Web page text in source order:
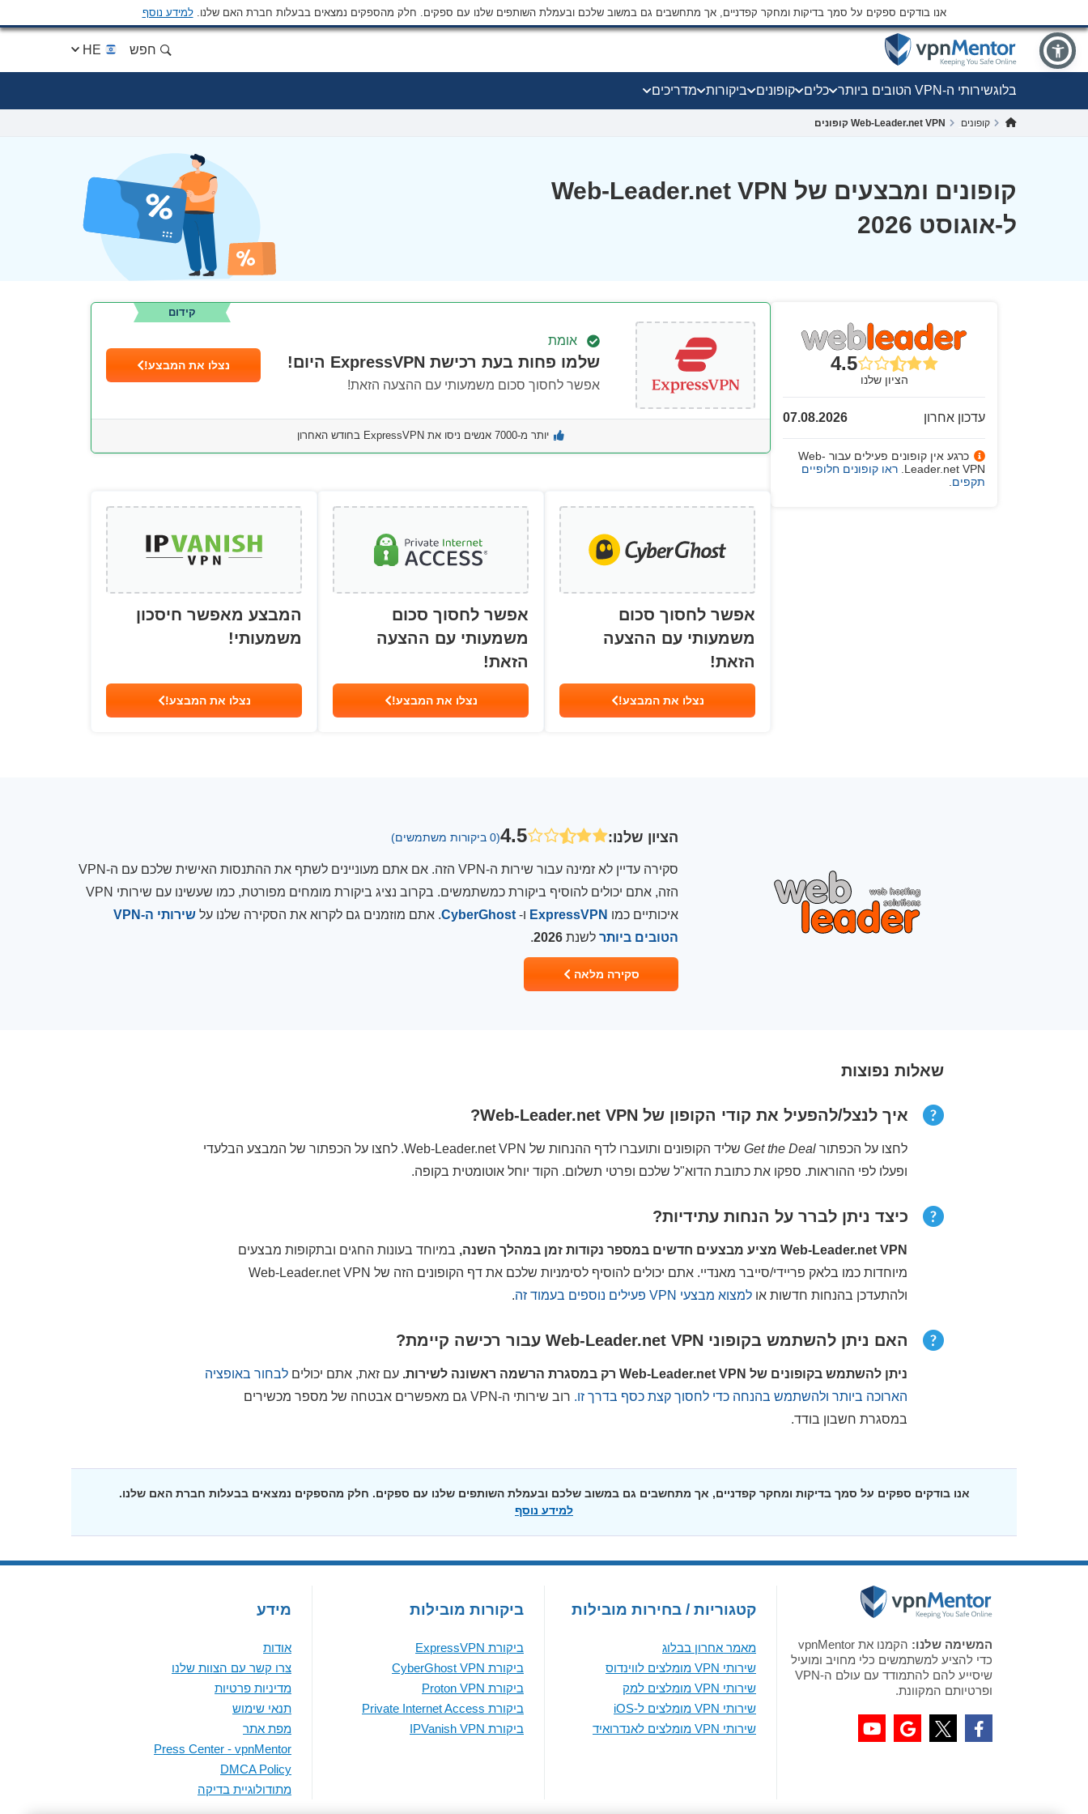
אנו בודקים ספקים על סמך בדיקות ומחקר קפדניים, אך מתחשבים גם במשוב שלכם ובעמלת השותפים שלנו עם ספקים. חלק מהספקים נמצאים בבעלות חברת האם שלנו.למידע נוסף
חפש
בלוגשירותי ה-VPN הטובים ביותר כלים קופונים ביקורות מדריכים
קופונים Web-Leader.net VPN קופונים
קופונים ומבצעים של Web-Leader.net VPN
ל-אוגוסט 2026
4.5
הציון שלנו
עדכון אחרון 07.08.2026
כרגע אין קופונים פעילים עבור Web-
Leader.net VPN. ראו קופונים חלופיים
תקפים
אומת
שלמו פחות בעת רכישת ExpressVPN היום!
אפשר לחסוך סכום משמעותי עם ההצעה הזאת!
נצלו את המבצע!
קידום
יותר מ-7000 אנשים ניסו את ExpressVPN בחודש האחרון
אפשר לחסוך סכום
משמעותי עם ההצעה
הזאת!
נצלו את המבצע!
אפשר לחסוך סכום
משמעותי עם ההצעה
הזאת!
נצלו את המבצע!
המבצע מאפשר חיסכון
משמעותי!
נצלו את המבצע!
הציון שלנו:
4.5(0 ביקורות משתמשים)
סקירה עדיין לא זמינה עבור שירות ה-VPN הזה. אם אתם מעוניינים לשתף את ההתנסות האישית שלכם עם ה-VPN
הזה, אתם יכולים להוסיף ביקורת כמשתמשים. בקרוב נציג ביקורת מומחים מפורטת, כמו שעשינו עם שירותי VPN
איכותיים כמו ExpressVPN ו- . אתם מוזמנים גם לקרוא את הסקירה שלנו על
שירותי ה-VPN
הטובים ביותר לשנת 2026
.
סקירה מלאה
שאלות נפוצות
איך לנצל/להפעיל את קודי הקופון של Web-Leader.net VPN?
לחצו על הכפתור Get the Deal
שליד הקופונים ותועברו לדף ההנחות של Web-Leader.net VPN. לחצו על הכפתור של המבצע הבלעדי
ופעלו לפי ההוראות. ספקו את כתובת הדוא"ל שלכם ופרטי תשלום. הקוד יוחל אוטומטית בקופה.
כיצד ניתן לברר על הנחות עתידיות?
Web-Leader.net VPN מציע מבצעים חדשים במספר נקודות זמן במהלך השנה,
במיוחד בעונות החגים ובתקופות מבצעים
מיוחדות כמו בלאק פריידי/סייבר מאנדיי. אתם יכולים להוסיף לסימניות שלכם את דף הקופונים הזה של Web-Leader.net VPN
ולהתעדכן בהנחות חדשות או למצוא מבצעי VPN פעילים נוספים בעמוד זה .
האם ניתן להשתמש בקופוני Web-Leader.net VPN עבור רכישה קיימת?
ניתן להשתמש בקופונים של Web-Leader.net VPN רק במסגרת הרשמה ראשונה לשירות. עם זאת, אתם יכולים לבחור באופציה
הארוכה ביותר ולהשתמש בהנחה כדי לחסוך קצת כסף בדרך זו.
רוב שירותי ה-VPN גם מאפשרים אבטחה של מספר מכשירים
במסגרת חשבון בודד.
אנו בודקים ספקים על סמך בדיקות ומחקר קפדניים, אך מתחשבים גם במשוב שלכם ובעמלת השותפים שלנו עם ספקים. חלק מהספקים נמצאים בבעלות חברת האם שלנו.
למידע נוסף
המשימה שלנו:
הקמנו את vpnMentor
כדי להציע למשתמשים כלי מחויב ומועיל
שיסייע להם להתמודד עם עולם ה-VPN
ופרטיותם המקוונת.
קטגוריות / בחירות מובילות
מאמר אחרון בבלוג
שירותי VPN מומלצים לווינדוס
שירותי VPN מומלצים למק
שירותי VPN מומלצים ל-iOS
שירותי VPN מומלצים לאנדרואיד
ביקורות מובילות
ביקורת ExpressVPN
ביקורת CyberGhost VPN
ביקורת Proton VPN
ביקורת Private Internet Access
ביקורת IPVanish VPN
מידע
אודות
צרו קשר עם הצוות שלנו
מדיניות פרטיות
תנאי שימוש
מפת אתר
Press Center - vpnMentor
DMCA Policy
מתודולוגיית בדיקה